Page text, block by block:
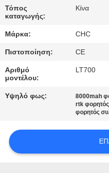
ΜΑΣ
ΕΛΆΤΕ
ΣΕ
ΕΠΑΦΉ
ΜΕ
ΑΠΌΣΠΑΣΜΑ
Τόπος
καταγωγής:
Κίνα
Μάρκα: CHC
Πιστοποίηση: CE
Αριθμό
μοντέλου:
LT700
Υψηλό φως: 8000mah
rtk
φορητός